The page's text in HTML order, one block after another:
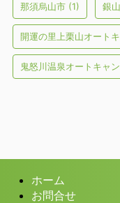
那須烏山市 (1) 銀
開運の里上栗山オート
鬼怒川温泉オートキャ
ホーム
お問合せ